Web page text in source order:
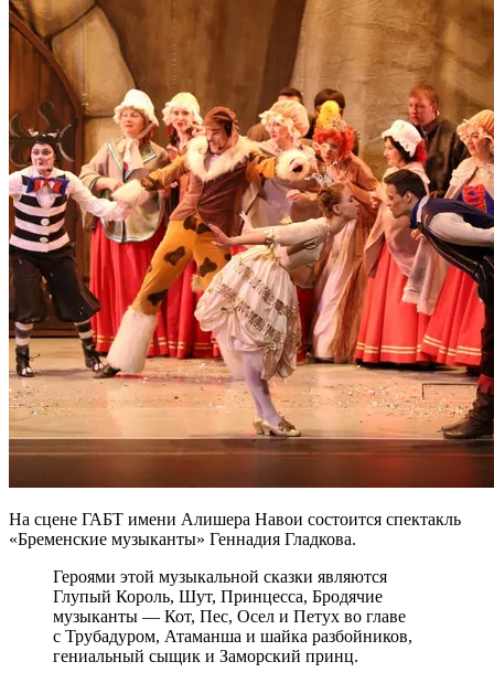
На сцене ГАБТ имени Алишера Навои состоится спектакль
«Бременские музыканты» Геннадия Гладкова.
Героями этой музыкальной сказки являются
Глупый Король, Шут, Принцесса, Бродячие
музыканты — Кот, Пес, Осел и Петух во главе
с Трубадуром, Атаманша и шайка разбойников,
гениальный сыщик и Заморский принц.